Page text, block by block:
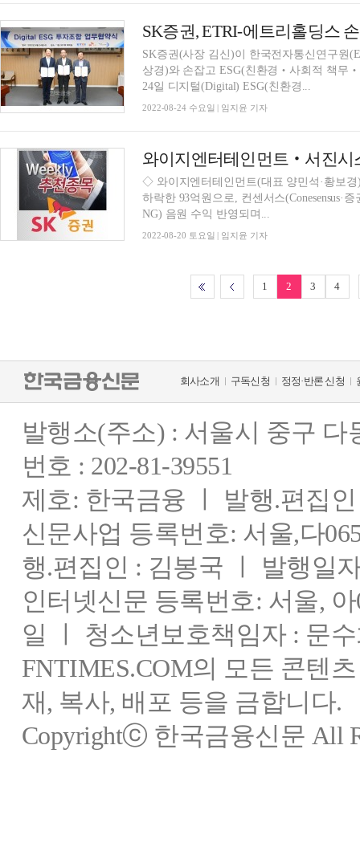
SK증권, ETRI-에트리홀딩스
SK증권(사장 김신)이 한국전자통신연구원
상경)와 손잡고 ESG(친환경‧사회적 책무
24일 디지털(Digital) ESG(친환경...
2022-08-24 수요일 | 임지윤 기자
◇ 와이지엔터테인먼트(대표 양민석·황보경
하락한 93억원으로, 컨센서스(Conesensus·
NG) 음원 수익 반영되며...
2022-08-20 토요일 | 임지윤 기자
1 2 3 4
회사소개 구독신청 정정·반론 신청
발행소(주소) : 서울시 중구
번호 : 202-81-39551
제호: 한국금융 ㅣ 발행.편집
신문사업 등록번호: 서울,다
행.편집인 : 김봉국 ㅣ 발행일
인터넷신문 등록번호: 서울,
일 ㅣ 청소년보호책임자 : 문
FNTIMES.COM의 모든 콘텐
재, 복사, 배포 등을 금합니다.
Copyrightⓒ 한국금융신문 All